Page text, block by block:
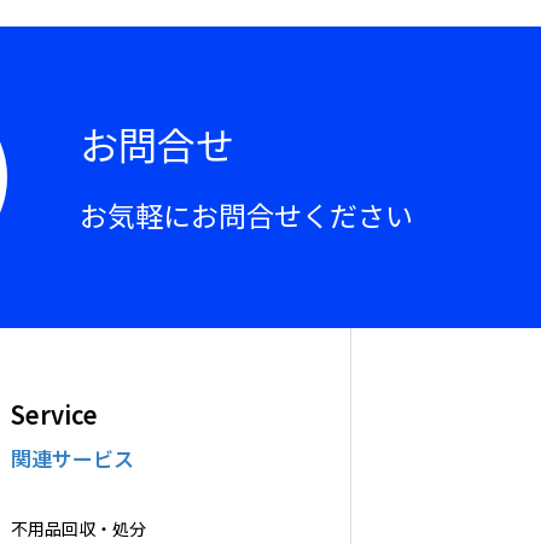
お問合せ
お気軽にお問合せください
Service
関連サービス
不用品回収・処分